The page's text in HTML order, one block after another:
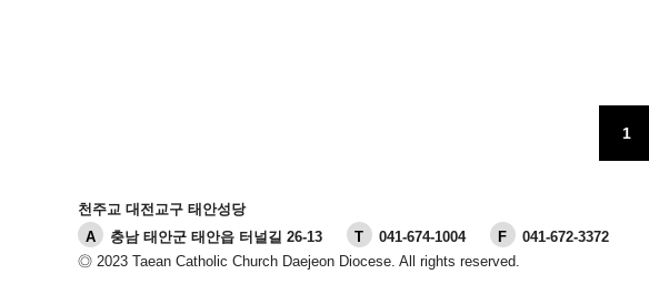
1
천주교 대전교구 태안성당
A
충남 태안군 태안읍 터널길 26-13 T 041-674-1004 F
041-672-3372
◎ 2023 Taean Catholic Church Daejeon Diocese. All rights reserved.